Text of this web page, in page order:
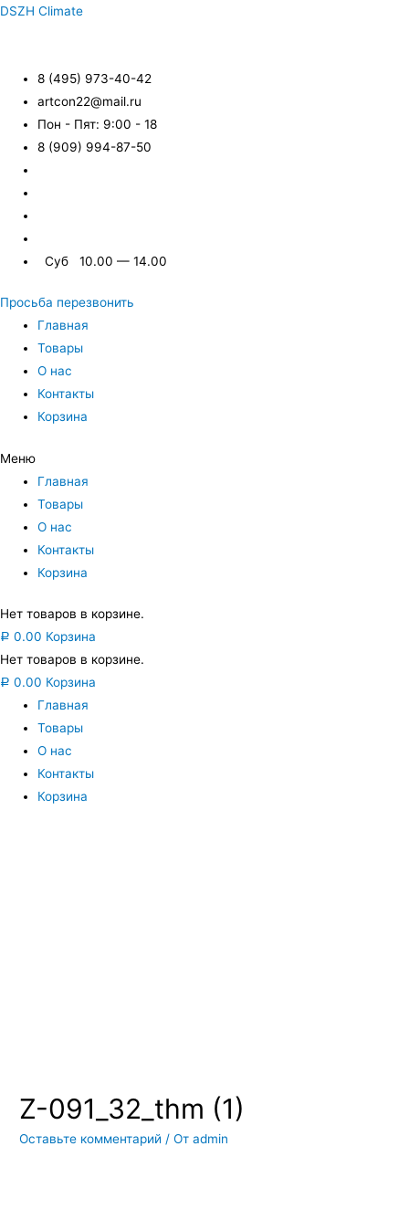
DSZH Climate
8 (495) 973-40-42
artcon22@mail.ru
Пон - Пят: 9:00 - 18
8 (909) 994-87-50
Суб 10.00 — 14.00
Просьба перезвонить
Главная
Товары
О нас
Контакты
Корзина
Меню
Главная
Товары
О нас
Контакты
Корзина
Нет товаров в корзине.
Р 0.00 Корзина
Нет товаров в корзине.
Р 0.00 Корзина
Главная
Товары
О нас
Контакты
Корзина
Z-091_32_thm (1)
Оставьте комментарий / Отadmin